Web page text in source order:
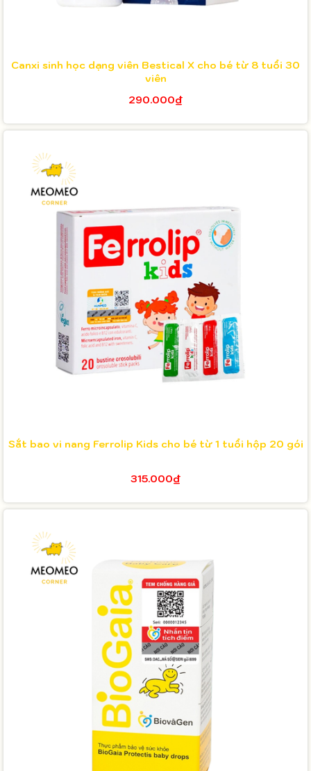
Canxi sinh học dạng viên Bestical X cho bé từ 8 tuổi 30
viên
290.000₫
Sắt bao vi nang Ferrolip Kids cho bé từ 1 tuổi hộp 20 gói
315.000₫